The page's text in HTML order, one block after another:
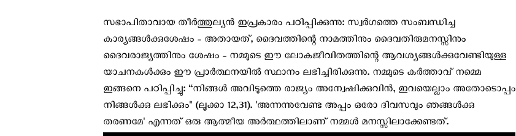
സഭാപിതാവായ തീർത്തുല്യൻ ഇപ്രകാരം പഠിപ്പിക്കുന്നു: സ്വർഗത്തെ സംബന്ധിച്ച
കാര്യങ്ങൾക്കുശേഷം - അതായത്, ദൈവത്തിന്റെ നാമത്തിനും ദൈവതിരുമനസ്സിനും
ദൈവരാജ്യത്തിനും ശേഷം - നമ്മുടെ ഈ ലോകജീവിതത്തിന്റെ ആവശ്യങ്ങൾക്കുവേണ്ടിയുള്ള
യാചനകൾക്കും ഈ പ്രാർത്ഥനയിൽ സ്ഥാനം ലഭിച്ചിരിക്കുന്നു. നമ്മുടെ കർത്താവ് നമ്മെ
ഇങ്ങനെ പഠിപ്പിച്ചു: “നിങ്ങൾ അവിടുത്തെ രാജ്യം അന്വേഷിക്കുവിൻ, ഇവയെല്ലാം അതോടൊപ്പം
നിങ്ങൾക്കു ലഭിക്കും" (ലൂക്കാ 12,31). 'അന്നന്നുവേണ്ട അപ്പം ഒരോ ദിവസവും ഞങ്ങൾക്കു
തരണമേ' എന്നത് ഒരു ആത്മീയ അർത്ഥത്തിലാണ് നമ്മൾ മനസ്സിലാക്കേണ്ടത്.